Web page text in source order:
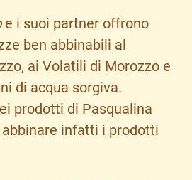
e i suoi partner offrono
ben abbinabili al
ai Volatili di Morozzo e
di acqua sorgiva.
prodotti di Pasqualina
abbinare infatti i prodotti